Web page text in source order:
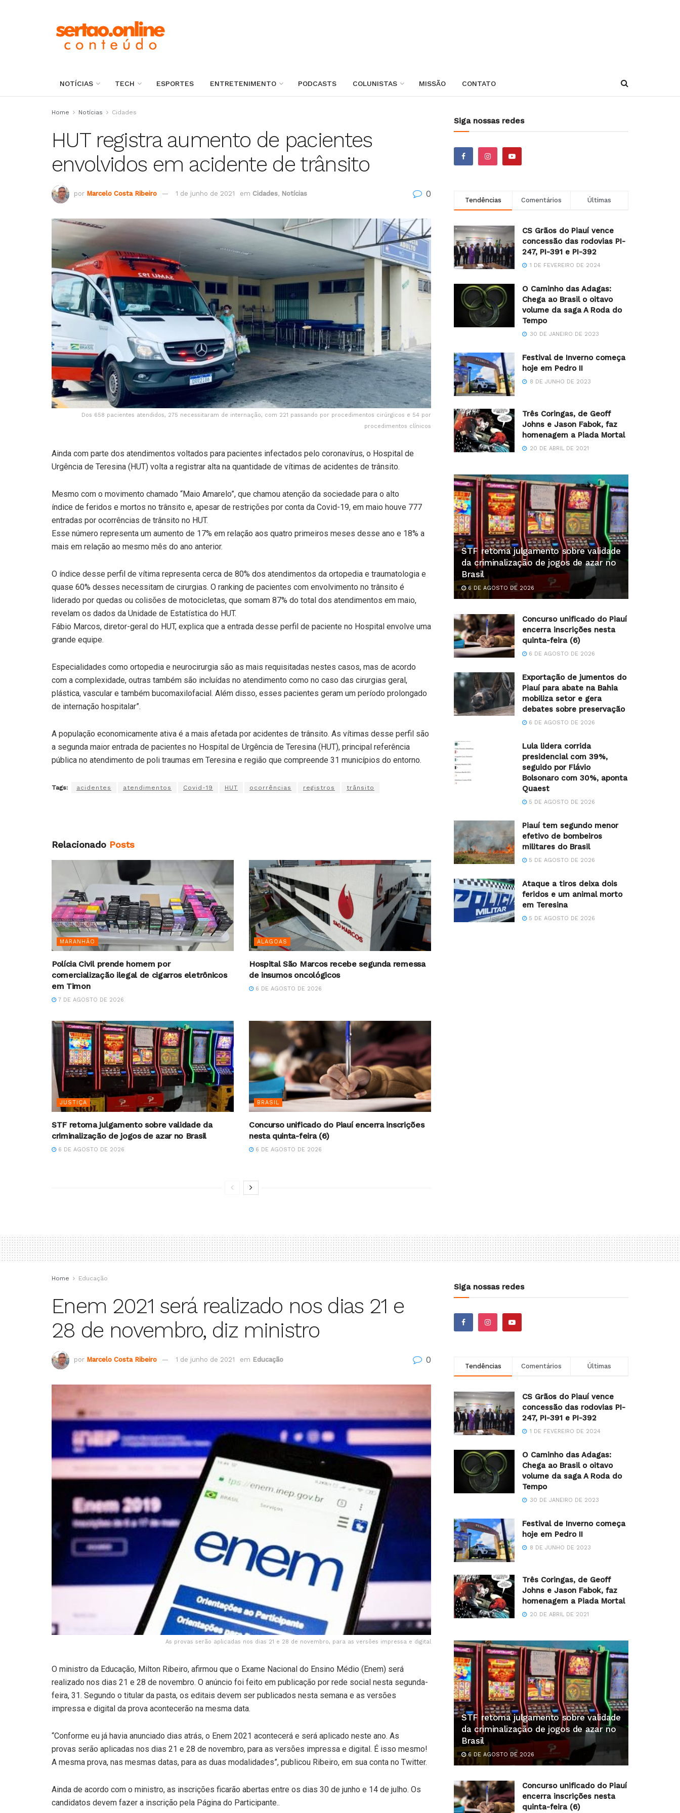
NOTÍCIAS TECH ESPORTES ENTRETENIMENTO PODCASTS COLUNISTAS MISSÃO CONTATO
Home Notícias Cidades
HUT registra aumento de pacientes
envolvidos em acidente de trânsito
por Marcelo Costa Ribeiro 1 de junho de 2021 em Cidades, Notícias 0
Dos 658 pacientes atendidos, 275 necessitaram de internação, com 221 passando por procedimentos cirúrgicos e 54 por
procedimentos clínicos
Ainda com parte dos atendimentos voltados para pacientes infectados pelo coronavírus, o Hospital de
Urgência de Teresina (HUT) volta a registrar alta na quantidade de vítimas de acidentes de trânsito.
Mesmo com o movimento chamado “Maio Amarelo”, que chamou atenção da sociedade para o alto
índice de feridos e mortos no trânsito e, apesar de restrições por conta da Covid-19, em maio houve 777
entradas por ocorrências de trânsito no HUT.
Esse número representa um aumento de 17% em relação aos quatro primeiros meses desse ano e 18% a
mais em relação ao mesmo mês do ano anterior.
O índice desse perfil de vítima representa cerca de 80% dos atendimentos da ortopedia e traumatologia e
quase 60% desses necessitam de cirurgias. O ranking de pacientes com envolvimento no trânsito é
liderado por quedas ou colisões de motocicletas, que somam 87% do total dos atendimentos em maio,
revelam os dados da Unidade de Estatística do HUT.
Fábio Marcos, diretor-geral do HUT, explica que a entrada desse perfil de paciente no Hospital envolve uma
grande equipe.
Especialidades como ortopedia e neurocirurgia são as mais requisitadas nestes casos, mas de acordo
com a complexidade, outras também são incluídas no atendimento como no caso das cirurgias geral,
plástica, vascular e também bucomaxilofacial. Além disso, esses pacientes geram um período prolongado
de internação hospitalar”.
A população economicamente ativa é a mais afetada por acidentes de trânsito. As vítimas desse perfil são
a segunda maior entrada de pacientes no Hospital de Urgência de Teresina (HUT), principal referência
pública no atendimento de poli traumas em Teresina e região que compreende 31 municípios do entorno.
Tags: acidentes atendimentos Covid-19 HUT ocorrências registros trânsito
Relacionado Posts
MARANHÃO
Polícia Civil prende homem por
comercialização ilegal de cigarros eletrônicos
em Timon
7 DE AGOSTO DE 2026
ALAGOAS
Hospital São Marcos recebe segunda remessa
de insumos oncológicos
6 DE AGOSTO DE 2026
JUSTIÇA
STF retoma julgamento sobre validade da
criminalização de jogos de azar no Brasil
6 DE AGOSTO DE 2026
BRASIL
Concurso unificado do Piauí encerra inscrições
nesta quinta-feira (6)
6 DE AGOSTO DE 2026
Siga nossas redes
Tendências Comentários Últimas
CS Grãos do Piauí vence
concessão das rodovias PI-
247, PI-391 e PI-392
1 DE FEVEREIRO DE 2024
O Caminho das Adagas:
Chega ao Brasil o oitavo
volume da saga A Roda do
Tempo
30 DE JANEIRO DE 2023
Festival de Inverno começa
hoje em Pedro II
8 DE JUNHO DE 2023
Três Coringas, de Geoff
Johns e Jason Fabok, faz
homenagem a Piada Mortal
20 DE ABRIL DE 2021
STF retoma julgamento sobre validade
da criminalização de jogos de azar no
Brasil
6 DE AGOSTO DE 2026
Concurso unificado do Piauí
encerra inscrições nesta
quinta-feira (6)
6 DE AGOSTO DE 2026
Exportação de jumentos do
Piauí para abate na Bahia
mobiliza setor e gera
debates sobre preservação
6 DE AGOSTO DE 2026
Lula lidera corrida
presidencial com 39%,
seguido por Flávio
Bolsonaro com 30%, aponta
Quaest
5 DE AGOSTO DE 2026
Piauí tem segundo menor
efetivo de bombeiros
militares do Brasil
5 DE AGOSTO DE 2026
Ataque a tiros deixa dois
feridos e um animal morto
em Teresina
5 DE AGOSTO DE 2026
Home Educação
Enem 2021 será realizado nos dias 21 e
28 de novembro, diz ministro
por Marcelo Costa Ribeiro 1 de junho de 2021 em Educação 0
As provas serão aplicadas nos dias 21 e 28 de novembro, para as versões impressa e digital
O ministro da Educação, Milton Ribeiro, afirmou que o Exame Nacional do Ensino Médio (Enem) será
realizado nos dias 21 e 28 de novembro. O anúncio foi feito em publicação por rede social nesta segunda-
feira, 31. Segundo o titular da pasta, os editais devem ser publicados nesta semana e as versões
impressa e digital da prova acontecerão na mesma data.
“Conforme eu já havia anunciado dias atrás, o Enem 2021 acontecerá e será aplicado neste ano. As
provas serão aplicadas nos dias 21 e 28 de novembro, para as versões impressa e digital. É isso mesmo!
A mesma prova, nas mesmas datas, para as duas modalidades”, publicou Ribeiro, em sua conta no Twitter.
Ainda de acordo com o ministro, as inscrições ficarão abertas entre os dias 30 de junho e 14 de julho. Os
candidatos devem fazer a inscrição pela Página do Participante..
Siga nossas redes
Tendências Comentários Últimas
CS Grãos do Piauí vence
concessão das rodovias PI-
247, PI-391 e PI-392
1 DE FEVEREIRO DE 2024
O Caminho das Adagas:
Chega ao Brasil o oitavo
volume da saga A Roda do
Tempo
30 DE JANEIRO DE 2023
Festival de Inverno começa
hoje em Pedro II
8 DE JUNHO DE 2023
Três Coringas, de Geoff
Johns e Jason Fabok, faz
homenagem a Piada Mortal
20 DE ABRIL DE 2021
STF retoma julgamento sobre validade
da criminalização de jogos de azar no
Brasil
6 DE AGOSTO DE 2026
Concurso unificado do Piauí
encerra inscrições nesta
quinta-feira (6)